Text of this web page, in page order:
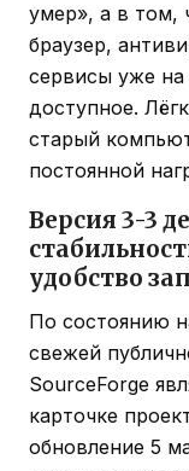
умер», а в том,
браузер,
сервисы уже на
доступное.
старый
постоянной
Версия 3-3
удобство
По состоянию
свежей
SourceForge
карточке
обновление 5